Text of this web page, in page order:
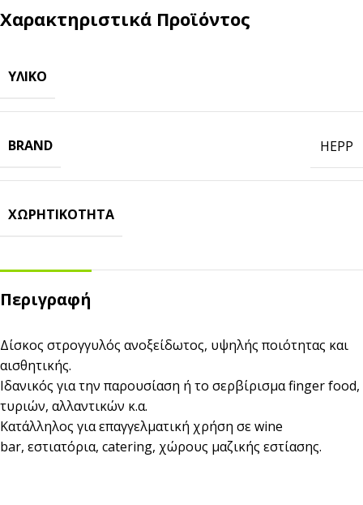
Χαρακτηριστικά Προϊόντος
ΥΛΙΚΌ
BRAND HEPP
ΧΩΡΗΤΙΚΌΤΗΤΑ
Περιγραφή
Δίσκος στρογγυλός ανοξείδωτος, υψηλής ποιότητας και
αισθητικής.
Ιδανικός για την παρουσίαση ή το σερβίρισμα finger food,
τυριών, αλλαντικών κ.α.
Κατάλληλος για επαγγελματική χρήση σε wine
bar, εστιατόρια, catering, χώρους μαζικής εστίασης.